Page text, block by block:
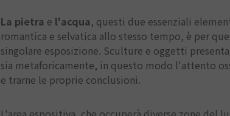
La pietra e l'acqua, questi due essenziali
romantica e selvatica allo stesso tempo, è per
singolare esposizione. Sculture e oggetti
sia metaforicamente, in questo modo l'attento
e trarne le proprie conclusioni.